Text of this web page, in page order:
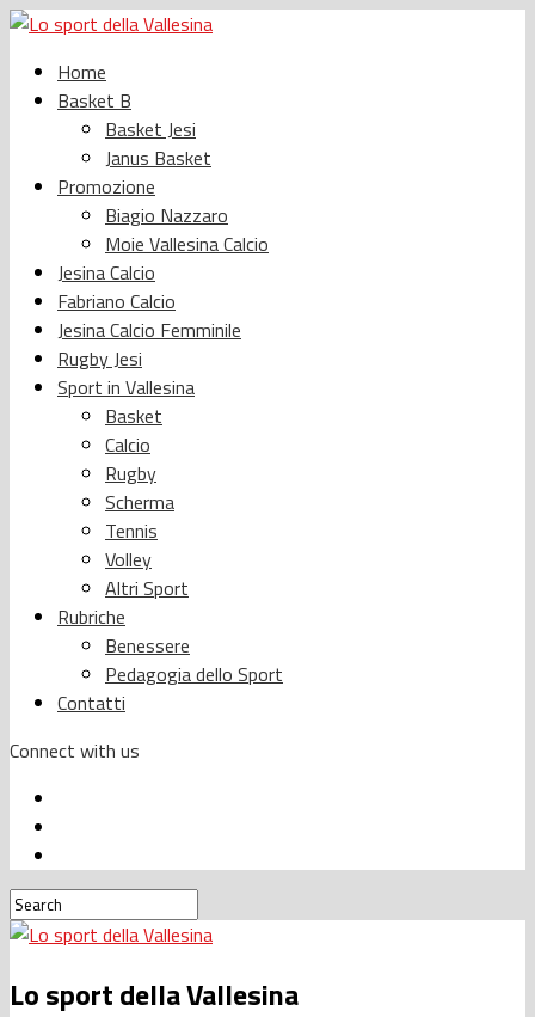
Home
Basket B
Basket Jesi
Janus Basket
Promozione
Biagio Nazzaro
Moie Vallesina Calcio
Jesina Calcio
Fabriano Calcio
Jesina Calcio Femminile
Rugby Jesi
Sport in Vallesina
Basket
Calcio
Rugby
Scherma
Tennis
Volley
Altri Sport
Rubriche
Benessere
Pedagogia dello Sport
Contatti
Connect with us
Lo sport della Vallesina